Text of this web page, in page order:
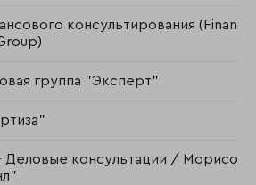
консультирования
группа "Эксперт"
Деловые консультации / Морисон